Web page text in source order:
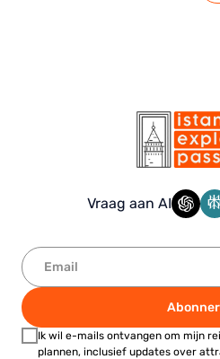
Vraag aan AI
Ik wil e-mails ontvangen om mijn
plannen, inclusief updates over